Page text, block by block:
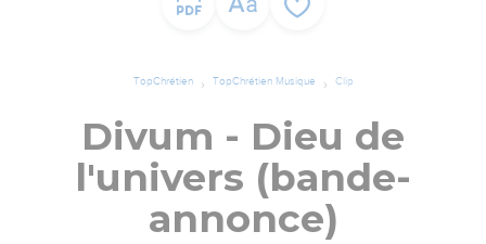
TopChrétien TopChrétien Musique Clip
Divum - Dieu de
l'univers (bande-
annonce)